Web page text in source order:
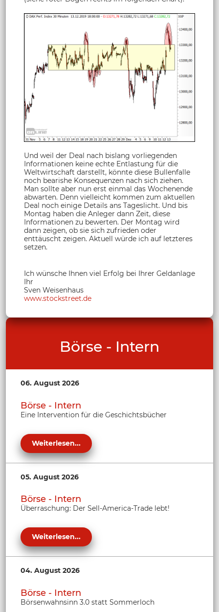
Und weil der Deal nach bislang vorliegenden
Informationen keine echte Entlastung für die
Weltwirtschaft darstellt, könnte diese Bullenfalle
noch bearishe Konsequenzen nach sich ziehen.
Man sollte aber nun erst einmal das Wochenende
abwarten. Denn vielleicht kommen zum aktuellen
Deal noch einige Details ans Tageslicht. Und bis
Montag haben die Anleger dann Zeit, diese
Informationen zu bewerten. Der Montag wird
dann zeigen, ob sie sich zufrieden oder
enttäuscht zeigen. Aktuell würde ich auf letzteres
setzen.
Ich wünsche Ihnen viel Erfolg bei Ihrer Geldanlage
Ihr
Sven Weisenhaus
www.stockstreet.de
Börse - Intern
06. August 2026
Börse - Intern
Eine Intervention für die Geschichtsbücher
Weiterlesen...
05. August 2026
Börse - Intern
Überraschung: Der Sell-America-Trade lebt!
Weiterlesen...
04. August 2026
Börse - Intern
Börsenwahnsinn 3.0 statt Sommerloch